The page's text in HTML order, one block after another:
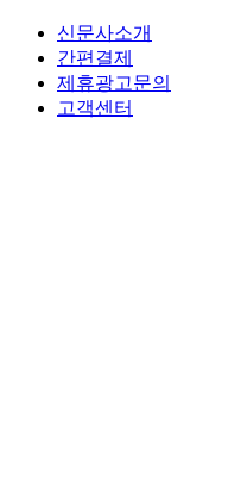
신문사소개
간편결제
제휴광고문의
고객센터